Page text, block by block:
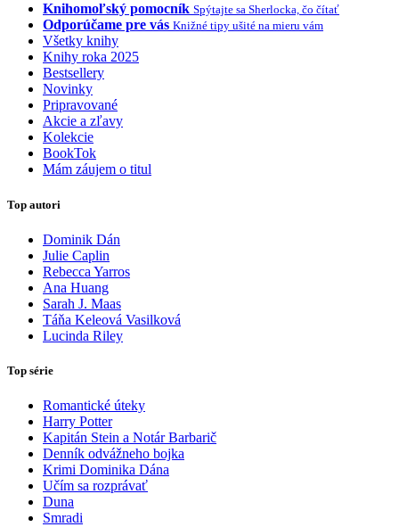
Knihomoľský pomocník Spýtajte sa Sherlocka, čo čítať
Odporúčame pre vás Knižné tipy ušité na mieru vám
Všetky knihy
Knihy roka 2025
Bestsellery
Novinky
Pripravované
Akcie a zľavy
Kolekcie
BookTok
Mám záujem o titul
Top autori
Dominik Dán
Julie Caplin
Rebecca Yarros
Ana Huang
Sarah J. Maas
Táňa Keleová Vasilková
Lucinda Riley
Top série
Romantické úteky
Harry Potter
Kapitán Stein a Notár Barbarič
Denník odvážneho bojka
Krimi Dominika Dána
Učím sa rozprávať
Duna
Smradi